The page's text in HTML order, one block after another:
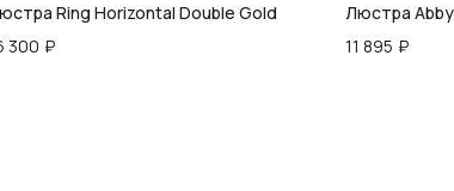
Ring Horizontal Double Gold
300 ₽
Люстра
11 895 ₽